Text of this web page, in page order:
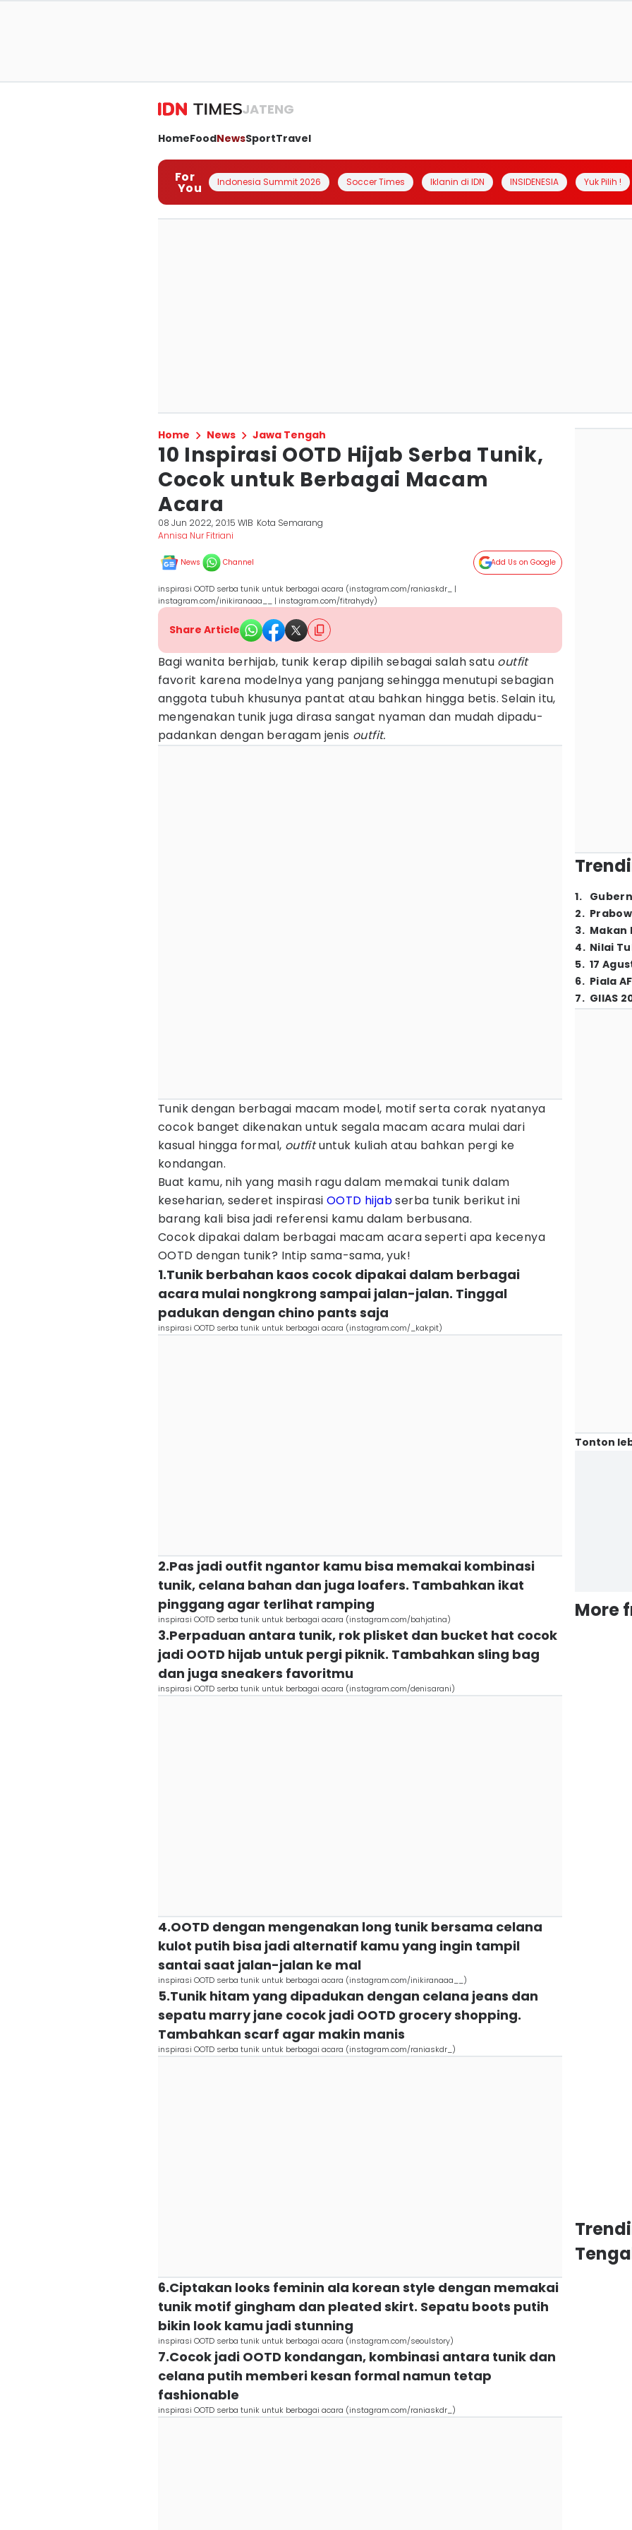
JATENG
HomeFoodNewsSportTravel
For
You Indonesia Summit 2026 Soccer Times Iklanin di IDN INSIDENESIA Yuk Pilih !
Home News Jawa Tengah
10 Inspirasi OOTD Hijab Serba Tunik,
Cocok untuk Berbagai Macam
Acara
08 Jun 2022, 20:15 WIB Kota Semarang
Annisa Nur Fitriani
News Channel Add Us on Google
inspirasi OOTD serba tunik untuk berbagai acara (instagram.com/raniaskdr_ |
instagram.com/inikiranaaa__ | instagram.com/fitrahydy)
Share Article
Bagi wanita berhijab, tunik kerap dipilih sebagai salah satu outfit
favorit karena modelnya yang panjang sehingga menutupi sebagian
anggota tubuh khusunya pantat atau bahkan hingga betis. Selain itu,
mengenakan tunik juga dirasa sangat nyaman dan mudah dipadu-
padankan dengan beragam jenis outfit.
Tunik dengan berbagai macam model, motif serta corak nyatanya
cocok banget dikenakan untuk segala macam acara mulai dari
kasual hingga formal, outfituntuk kuliah atau bahkan pergi ke
kondangan.
Buat kamu, nih yang masih ragu dalam memakai tunik dalam
keseharian, sederet inspirasi OOTD hijabserba tunik berikut ini
barang kali bisa jadi referensi kamu dalam berbusana.
Cocok dipakai dalam berbagai macam acara seperti apa kecenya
OOTD dengan tunik? Intip sama-sama, yuk!
1.Tunik berbahan kaos cocok dipakai dalam berbagai
acara mulai nongkrong sampai jalan-jalan. Tinggal
padukan dengan chino pants saja
inspirasi OOTD serba tunik untuk berbagai acara (instagram.com/_kakpit)
2.Pas jadi outfit ngantor kamu bisa memakai kombinasi
tunik, celana bahan dan juga loafers. Tambahkan ikat
pinggang agar terlihat ramping
inspirasi OOTD serba tunik untuk berbagai acara (instagram.com/bahjatina)
3.Perpaduan antara tunik, rok plisket dan bucket hat cocok
jadi OOTD hijab untuk pergi piknik. Tambahkan sling bag
dan juga sneakers favoritmu
inspirasi OOTD serba tunik untuk berbagai acara (instagram.com/denisarani)
4.OOTD dengan mengenakan long tunik bersama celana
kulot putih bisa jadi alternatif kamu yang ingin tampil
santai saat jalan-jalan ke mal
inspirasi OOTD serba tunik untuk berbagai acara (instagram.com/inikiranaaa__)
5.Tunik hitam yang dipadukan dengan celana jeans dan
sepatu marry jane cocok jadi OOTD grocery shopping.
Tambahkan scarf agar makin manis
inspirasi OOTD serba tunik untuk berbagai acara (instagram.com/raniaskdr_)
6.Ciptakan looks feminin ala korean style dengan memakai
tunik motif gingham dan pleated skirt. Sepatu boots putih
bikin look kamu jadi stunning
inspirasi OOTD serba tunik untuk berbagai acara (instagram.com/seoulstory)
7.Cocok jadi OOTD kondangan, kombinasi antara tunik dan
celana putih memberi kesan formal namun tetap
fashionable
inspirasi OOTD serba tunik untuk berbagai acara (instagram.com/raniaskdr_)
1.
2.
3. Makan
4. Nilai
5. 17
6. Piala
7. GIIAS
Tonton
More